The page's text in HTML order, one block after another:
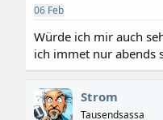
06 Feb
Würde ich mir auch
ich immet nur abends
Strom
Tausendsassa